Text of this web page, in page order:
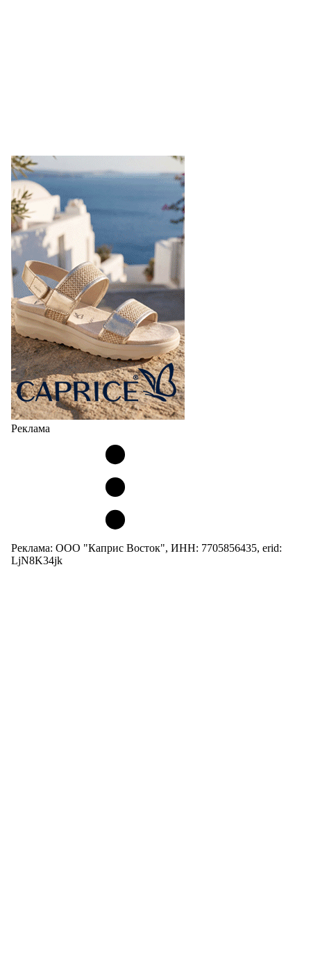
Реклама
Реклама: ООО "Каприс Восток", ИНН: 7705856435, erid:
LjN8K34jk